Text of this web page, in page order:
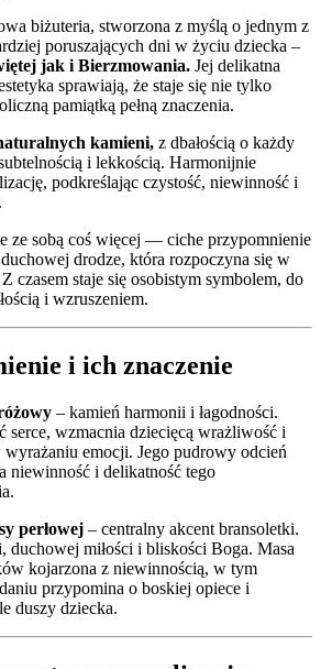
biżuteria, stworzona z myślą o jednym z
poruszających dni w życiu dziecka –
jak i Bierzmowania. Jej delikatna
sprawiają, że staje się nie tylko
pamiątką pełną znaczenia.
kamieni, z dbałością o każdy
i lekkością. Harmonijnie
podkreślając czystość, niewinność i
ze sobą coś więcej — ciche przypomnienie
drodze, która rozpoczyna się w
czasem staje się osobistym symbolem, do
i wzruszeniem.
i ich znaczenie
– kamień harmonii i łagodności.
serce, wzmacnia dziecięcą wrażliwość i
emocji. Jego pudrowy odcień
niewinność i delikatność tego
perłowej – centralny akcent bransoletki.
duchowej miłości i bliskości Boga. Masa
kojarzona z niewinnością, w tym
przypomina o boskiej opiece i
duszy dziecka.